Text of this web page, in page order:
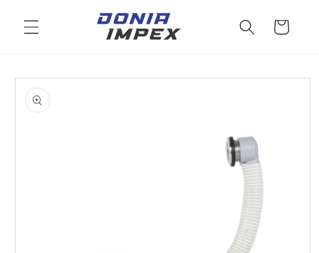
conținut
Cos
informațiile
despre
produs